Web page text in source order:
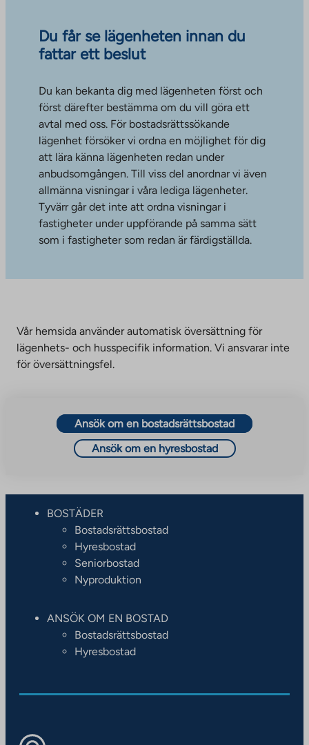
Du får se lägenheten innan du
fattar ett beslut
Du kan bekanta dig med lägenheten först och
först därefter bestämma om du vill göra ett
avtal med oss. För bostadsrättssökande
lägenhet försöker vi ordna en möjlighet för dig
att lära känna lägenheten redan under
anbudsomgången. Till viss del anordnar vi även
allmänna visningar i våra lediga lägenheter.
Tyvärr går det inte att ordna visningar i
fastigheter under uppförande på samma sätt
som i fastigheter som redan är färdigställda.
Vår hemsida använder automatisk översättning för
lägenhets- och husspecifik information. Vi ansvarar inte
för översättningsfel.
Ansök om en bostadsrättsbostad
Ansök om en hyresbostad
BOSTÄDER
Bostadsrättsbostad
Hyresbostad
Seniorbostad
Nyproduktion
ANSÖK OM EN BOSTAD
Bostadsrättsbostad
Hyresbostad